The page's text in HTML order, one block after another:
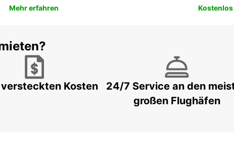
Mehr erfahren
versteckten Kosten
24/7 Service an den
großen Flughäfen